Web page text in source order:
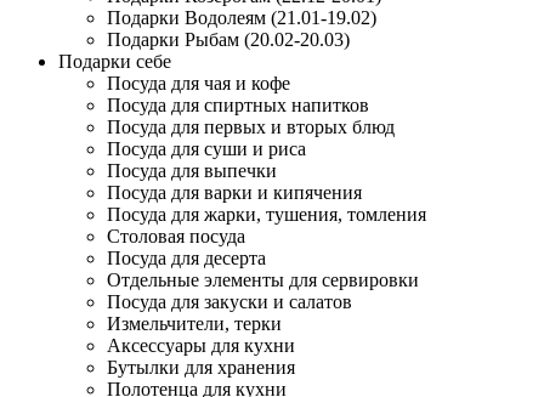
Подарки Водолеям (21.01-19.02)
Подарки Рыбам (20.02-20.03)
Подарки себе
Посуда для чая и кофе
Посуда для спиртных напитков
Посуда для первых и вторых блюд
Посуда для суши и риса
Посуда для выпечки
Посуда для варки и кипячения
Посуда для жарки, тушения, томления
Столовая посуда
Посуда для десерта
Отдельные элементы для сервировки
Посуда для закуски и салатов
Измельчители, терки
Аксессуары для кухни
Бутылки для хранения
Полотенца для кухни